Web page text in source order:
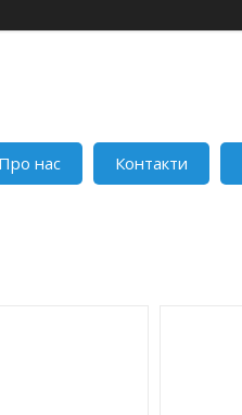
Про нас Контакти